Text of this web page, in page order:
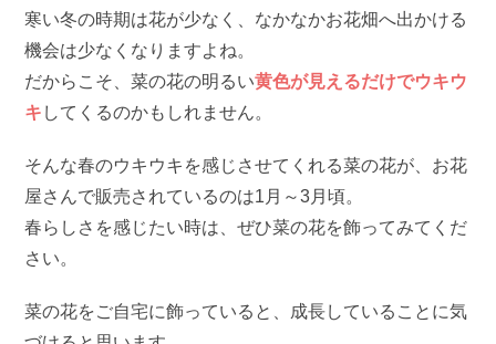
寒い冬の時期は花が少なく、なかなかお花畑へ出かける
機会は少なくなりますよね。
だからこそ、菜の花の明るい黄色が見えるだけでウキウ
キ してくるのかもしれません。
そんな春のウキウキを感じさせてくれる菜の花が、お花
屋さんで販売されているのは1月～3月頃。
春らしさを感じたい時は、ぜひ菜の花を飾ってみてくだ
さい。
菜の花をご自宅に飾っていると、成長していることに気